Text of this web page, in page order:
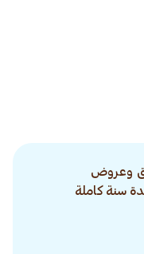
وعروض
سنة كاملة